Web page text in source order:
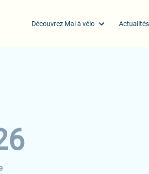
Découvrez Mai à vélo Actualités